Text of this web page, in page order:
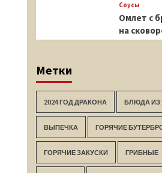
Соусы
Омлет с
на
Метки
2024 ГОД ДРАКОНА БЛЮДА ИЗ
ВЫПЕЧКА ГОРЯЧИЕ
ГОРЯЧИЕ ЗАКУСКИ ГРИБНЫЕ